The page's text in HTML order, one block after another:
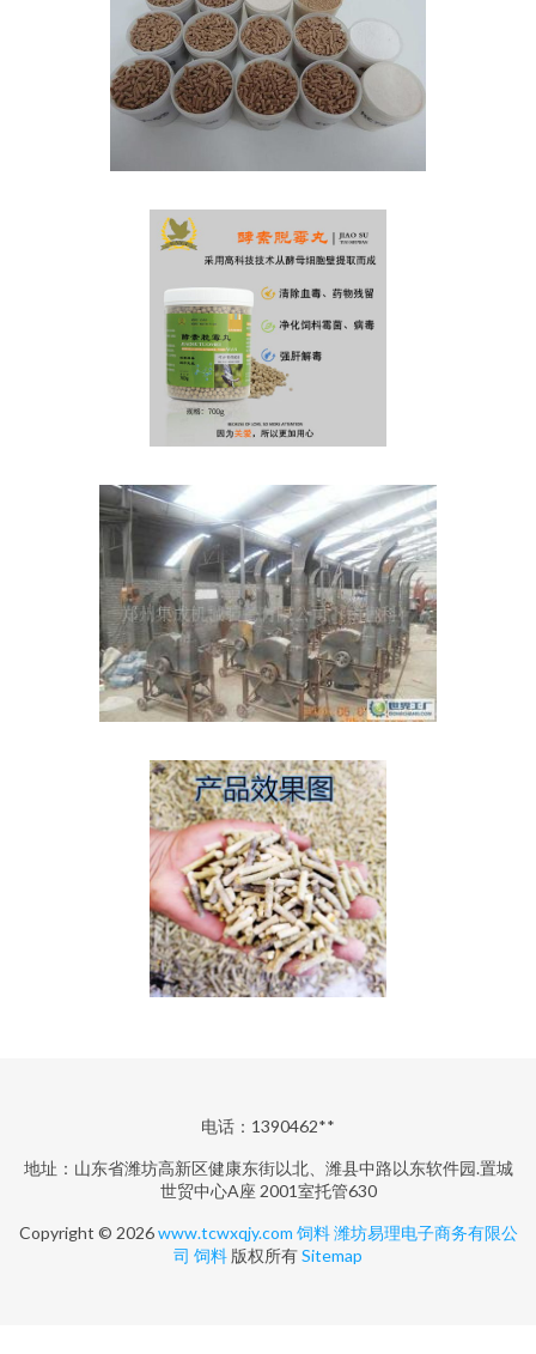
电话：1390462**
地址：山东省潍坊高新区健康东街以北、潍县中路以东软件园.置城
世贸中心A座 2001室托管630
Copyright © 2026www.tcwxqjy.com 饲料 潍坊易理电子商务有限公
司 饲料 版权所有Sitemap